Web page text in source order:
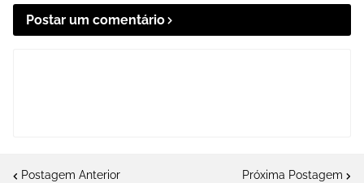
Postar um comentário
Postagem Anterior Próxima Postagem